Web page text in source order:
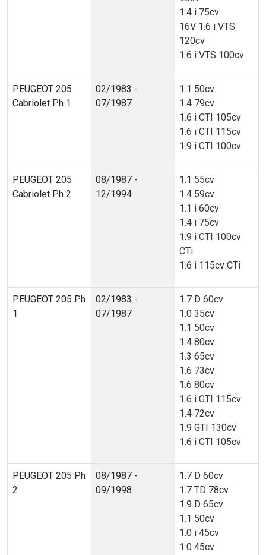
1.4 i 75cv
16V 1.6 i VTS
120cv
1.6 i VTS 100cv
PEUGEOT 205
Cabriolet Ph 1
02/1983 -
07/1987
1.1 50cv
1.4 79cv
1.6 i CTI 105cv
1.6 i CTI 115cv
1.9 i CTI 100cv
PEUGEOT 205
Cabriolet Ph 2
08/1987 -
12/1994
1.1 55cv
1.4 59cv
1.1 i 60cv
1.4 i 75cv
1.9 i CTI 100cv
CTi
1.6 i 115cv CTi
PEUGEOT 205 Ph
1
02/1983 -
07/1987
1.7 D 60cv
1.0 35cv
1.1 50cv
1.4 80cv
1.3 65cv
1.6 73cv
1.6 80cv
1.6 i GTI 115cv
1.4 72cv
1.9 GTI 130cv
1.6 i GTI 105cv
PEUGEOT 205 Ph
2
08/1987 -
09/1998
1.7 D 60cv
1.7 TD 78cv
1.9 D 65cv
1.1 50cv
1.0 i 45cv
1.0 45cv